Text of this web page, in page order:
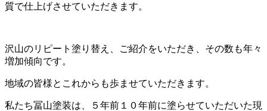
質で仕上げさせていただきます。
沢山のリピート塗り替え、ご紹介をいただき、その数も年々
増加傾向です。
地域の皆様とこれからも歩ませていただきます。
私たち冨山塗装は、５年前１０年前に塗らせていただいた現